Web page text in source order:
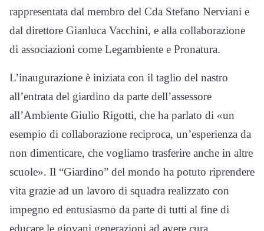
rappresentata dal membro del Cda Stefano Nerviani e
dal direttore Gianluca Vacchini, e alla collaborazione
di associazioni come Legambiente e Pronatura.
L’inaugurazione è iniziata con il taglio del nastro
all’entrata del giardino da parte dell’assessore
all’Ambiente Giulio Rigotti, che ha parlato di «un
esempio di collaborazione reciproca, un’esperienza da
non dimenticare, che vogliamo trasferire anche in altre
scuole». Il “Giardino” del mondo ha potuto riprendere
vita grazie ad un lavoro di squadra realizzato con
impegno ed entusiasmo da parte di tutti al fine di